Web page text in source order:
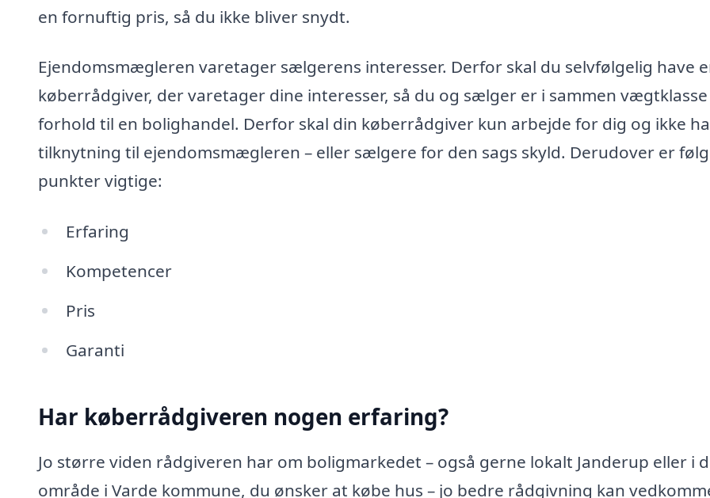
en fornuftig pris, så du ikke bliver snydt.
Ejendomsmægleren varetager sælgerens interesser. Derfor skal du selvfølgelig have
køberrådgiver, der varetager dine interesser, så du og sælger er i sammen
forhold til en bolighandel. Derfor skal din køberrådgiver kun arbejde for dig og ikke
tilknytning til ejendomsmægleren – eller sælgere for den sags skyld. Derudover er
punkter vigtige:
Erfaring
Kompetencer
Pris
Garanti
Har køberrådgiveren nogen erfaring?
Jo større viden rådgiveren har om boligmarkedet – også gerne lokalt Janderup eller i
område i Varde kommune, du ønsker at købe hus – jo bedre rådgivning kan